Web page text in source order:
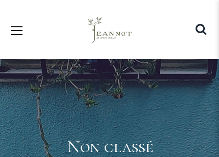
Non classé